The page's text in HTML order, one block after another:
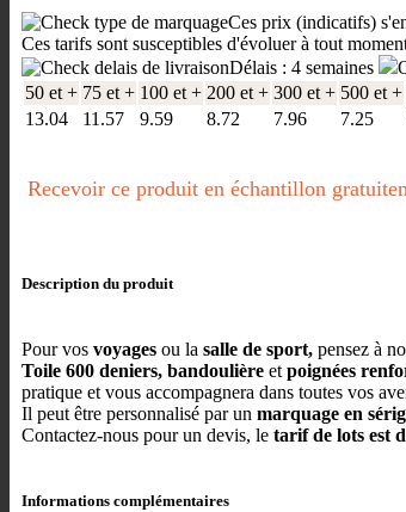
Ces prix (indicatifs)
Ces tarifs sont susceptibles d'évoluer à tout
Délais : 4 semaines
50 et + 75 et + 100 et + 200 et + 300 et + 500 et +
13.04
11.57 9.59 8.72 7.96 7.25
Recevoir ce produit en échantillon
Description du produit
Pour vos voyages ou la salle de sport, pensez à
Toile 600 deniers, bandoulière et poignées
pratique et vous accompagnera dans toutes vos
Il peut être personnalisé par un marquage en
Contactez-nous pour un devis, le tarif de lots est
Informations complémentaires